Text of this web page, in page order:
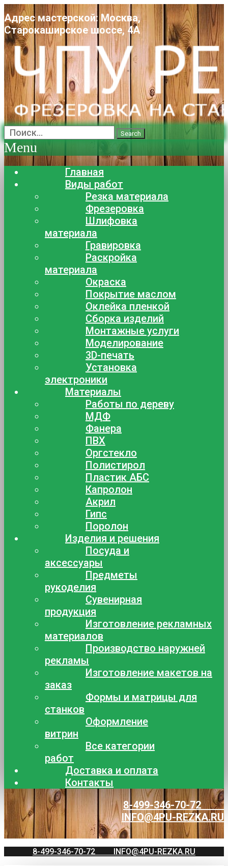
Адрес мастерской: Москва,
Старокаширское шоссе, 4А
Search
Menu
Главная
Виды работ
Резка материала
Фрезеровка
Шлифовка
материала
Гравировка
Раскройка
материала
Окраска
Покрытие маслом
Оклейка пленкой
Сборка изделий
Монтажные услуги
Моделирование
3D-печать
Установка
электроники
Материалы
Работы по дереву
МДФ
Фанера
ПВХ
Оргстекло
Полистирол
Пластик АБС
Капролон
Акрил
Гипс
Поролон
Изделия и решения
Посуда и
аксессуары
Предметы
рукоделия
Сувенирная
продукция
Изготовление рекламных
материалов
Производство наружней
рекламы
Изготовление макетов на
заказ
Формы и матрицы для
станков
Оформление
витрин
Все категории
работ
Доставка и оплата
Контакты
8-499-346-70-72
INFO@4PU-REZKA.RU
8-499-346-70-72 INFO@4PU-REZKA.RU